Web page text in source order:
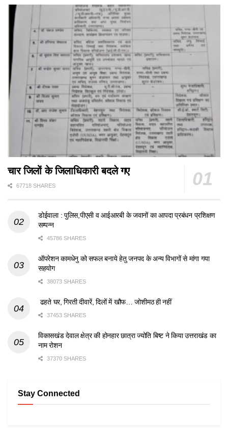
चार जिलों के जिलाधिकारी बदले गए
67718 SHARES
डोईवाला : पुलिस,पीएसी व आईआरबी के जवानों का आपदा प्रबंधन प्रशिक्षण
सम्पन्न
45786 SHARES
ऑपरेशन कामधेनु को सफल बनाये हेतु जनपद के अन्य विभागों से मांगा गया
सहयोग
38073 SHARES
ढहते घर, गिरती दीवारें, दिलों में खौफ… जोशीमठ ही नहीं
37453 SHARES
विकासखंड देवाल क्षेत्र की होनहार छात्रा ज्योति बिष्ट ने किया उत्तराखंड का
नाम रोशन
37370 SHARES
Stay Connected